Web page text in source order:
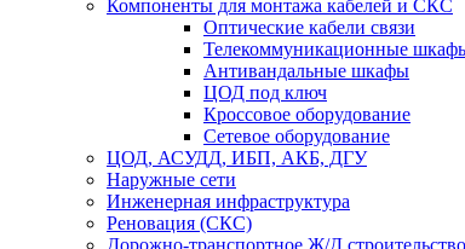
Компоненты для монтажа кабелей и СКС
Оптические кабели связи
Телекоммуникационные
Антивандальные шкафы
ЦОД под ключ
Кроссовое оборудование
Сетевое оборудование
ЦОД, АСУДД, ИБП, АКБ, ДГУ
Наружные сети
Инженерная инфраструктура
Реновация (СКС)